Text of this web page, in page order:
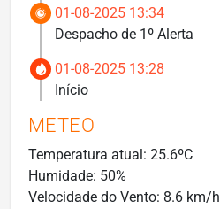
01-08-2025 13:34
Despacho de 1º Alerta
01-08-2025 13:28
Início
METEO
Temperatura atual: 25.6ºC
Humidade: 50%
Velocidade do Vento: 8.6 km/h